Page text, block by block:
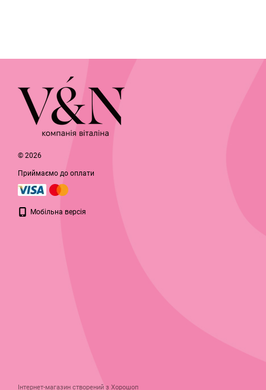
© 2026
Приймаємо до оплати
Мобільна версія
Інтернет-магазин створений з Хорошоп